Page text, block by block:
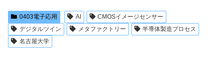
0403電子応用 AI
CMOSイメージセンサー
デジタルツイン
メタファクトリー
半導体製造プロセス
名古屋大学